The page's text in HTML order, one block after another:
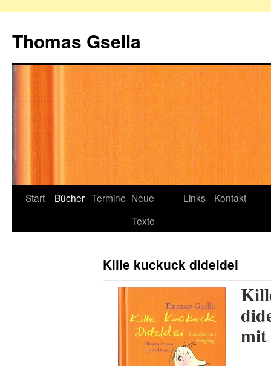
springen
Thomas Gsella
Start Bücher Termine Neue
Texte
Links Kontakt
Kille kuckuck dideldei
mit